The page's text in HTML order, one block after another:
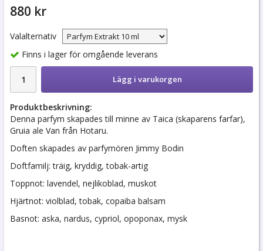
880 kr
Valalternativ
Finns i lager för omgående leverans
Lägg i varukorgen
Produktbeskrivning:
Denna parfym skapades till minne av Taica (skaparens farfar),
Gruia ale Van från Hotaru.
Doften skapades av parfymören Jimmy Bodin
Doftfamilj: träig, kryddig, tobak-artig
Toppnot: lavendel, nejlikoblad, muskot
Hjärtnot: violblad, tobak, copaiba balsam
Basnot: aska, nardus, cypriol, opoponax, mysk